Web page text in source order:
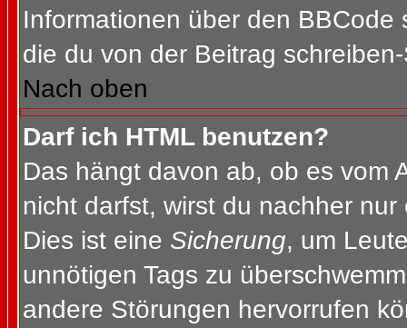
Informationen über den
die du von der Beitrag
Nach oben
Darf ich HTML benutzen?
Das hängt davon ab, ob es vom
nicht darfst, wirst du nachher
Dies ist eine Sicherung, um
unnötigen Tags zu
andere Störungen hervorrufen